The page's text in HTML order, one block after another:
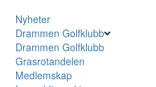
Nyheter
Drammen Golfklubb
Drammen Golfklubb
Grasrotandelen
Medlemskap